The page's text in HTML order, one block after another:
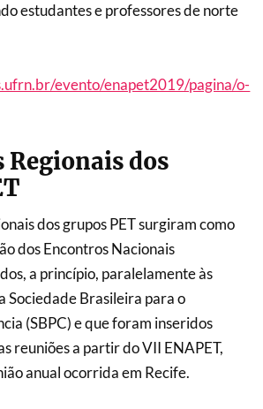
estudantes e professores de norte
evento/enapet2019/pagina/o-
Regionais dos
dos grupos PET surgiram como
dos Encontros Nacionais
a princípio, paralelamente às
Sociedade Brasileira para o
(SBPC) e que foram inseridos
reuniões a partir do VII ENAPET,
anual ocorrida em Recife.